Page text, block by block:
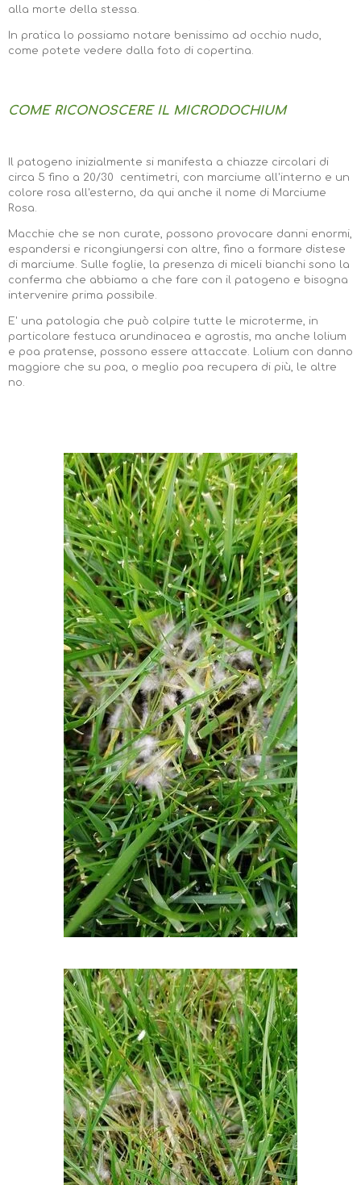
alla morte della stessa.
In pratica lo possiamo notare benissimo ad occhio nudo,
come potete vedere dalla foto di copertina.
COME RICONOSCERE IL MICRODOCHIUM
Il patogeno inizialmente si manifesta a chiazze circolari di
circa 5 fino a 20/30 centimetri, con marciume all'interno e un
colore rosa all'esterno, da qui anche il nome di Marciume
Rosa.
Macchie che se non curate, possono provocare danni enormi,
espandersi e ricongiungersi con altre, fino a formare distese
di marciume. Sulle foglie, la presenza di miceli bianchi sono la
conferma che abbiamo a che fare con il patogeno e bisogna
intervenire prima possibile.
E' una patologia che può colpire tutte le microterme, in
particolare festuca arundinacea e agrostis, ma anche lolium
e poa pratense, possono essere attaccate. Lolium con danno
maggiore che su poa, o meglio poa recupera di più, le altre
no.